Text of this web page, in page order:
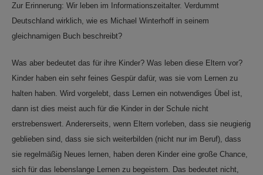
Zur Erinnerung: Wir leben im Informationszeitalter. Verdummt
Deutschland wirklich, wie es Michael Winterhoff in seinem
gleichnamigen Buch beschreibt?
Was aber bedeutet das für ihre Kinder? Was leben diese Eltern vor?
Kinder haben ein sehr feines Gespür dafür, was sie vom Lernen zu
halten haben. Wird vorgelebt, dass Lernen ein notwendiges Übel ist,
dann ist dies meist auch für die Kinder in der Schule nicht
erstrebenswert. Andererseits, wenn Eltern vorleben, dass sie neugierig
geblieben sind, dass sie sich weiterbilden (nicht nur im Beruf), dass
sie regelmäßig Neues lernen, haben deren Kinder eine große Chance,
sich für das lebenslange Lernen zu begeistern. Das bedeutet nicht,